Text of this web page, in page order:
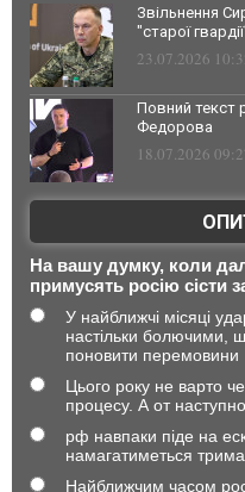
Звільнення
"старої
23.07.2026
Повний текст
Федорова
18.07.2026
На вашу думку, коли
примусять росію сісти
У найближчі місяці
настільки болючими,
поновити перемовини
Цього року не варто
процесу. А от
рф навпаки піде на
намагатиметься
Найближчим часом